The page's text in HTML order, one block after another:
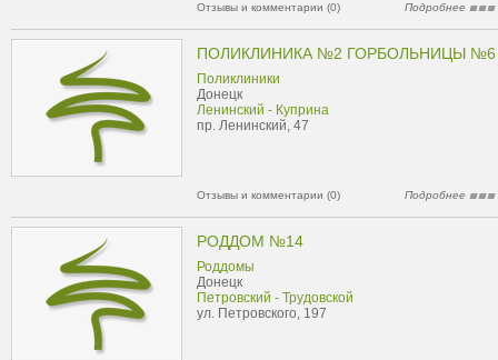
Отзывы и комментарии (0) Подробнее
ПОЛИКЛИНИКА №2 ГОРБОЛЬНИЦЫ №6
Поликлиники
Донецк
Ленинский - Куприна
пр. Ленинский, 47
Отзывы и комментарии (0) Подробнее
РОДДОМ №14
Роддомы
Донецк
Петровский - Трудовской
ул. Петровского, 197